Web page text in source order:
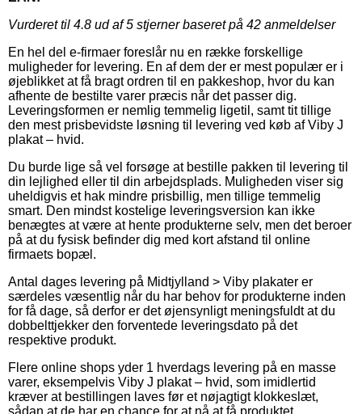
Vurderet til 4.8 ud af 5 stjerner baseret på 42 anmeldelser
En hel del e-firmaer foreslår nu en række forskellige
muligheder for levering. En af dem der er mest populær er i
øjeblikket at få bragt ordren til en pakkeshop, hvor du kan
afhente de bestilte varer præcis når det passer dig.
Leveringsformen er nemlig temmelig ligetil, samt tit tillige
den mest prisbevidste løsning til levering ved køb af Viby J
plakat – hvid.
Du burde lige så vel forsøge at bestille pakken til levering til
din lejlighed eller til din arbejdsplads. Muligheden viser sig
uheldigvis et hak mindre prisbillig, men tillige temmelig
smart. Den mindst kostelige leveringsversion kan ikke
benægtes at være at hente produkterne selv, men det beroer
på at du fysisk befinder dig med kort afstand til online
firmaets bopæl.
Antal dages levering på Midtjylland > Viby plakater er
særdeles væsentlig når du har behov for produkterne inden
for få dage, så derfor er det øjensynligt meningsfuldt at du
dobbelttjekker den forventede leveringsdato på det
respektive produkt.
Flere online shops yder 1 hverdags levering på en masse
varer, eksempelvis Viby J plakat – hvid, som imidlertid
kræver at bestillingen laves før et nøjagtigt klokkeslæt,
sådan at de har en chance for at nå at få produktet